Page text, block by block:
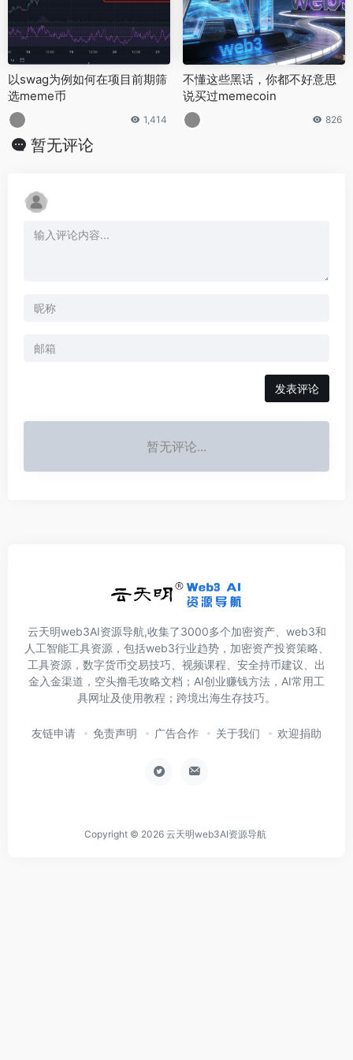
以swag为例如何在项目前期筛
选meme币
1,414
不懂这些黑话，你都不好意思
说买过memecoin
826
暂无评论
发表评论
暂无评论...
云天明web3AI资源导航,收集了3000多个加密资产、web3和
人工智能工具资源，包括web3行业趋势，加密资产投资策略、
工具资源，数字货币交易技巧、视频课程、安全持币建议、出
金入金渠道，空头撸毛攻略文档；AI创业赚钱方法，AI常用工
具网址及使用教程；跨境出海生存技巧。
友链申请 免责声明 广告合作 关于我们 欢迎捐助
Copyright © 2026 云天明web3AI资源导航